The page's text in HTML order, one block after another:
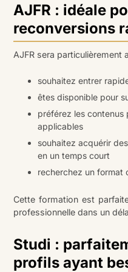
AJFR : idéale
reconversions
AJFR sera particulièrement
souhaitez entrer
êtes disponible pour
préférez les
applicables
souhaitez acquérir
en un temps court
recherchez un format
Cette formation est
professionnelle dans un
Studi :
profils ayant